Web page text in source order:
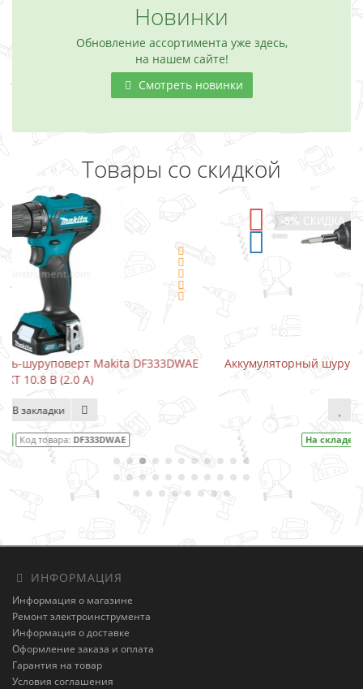
Новинки
Обновление ассортимента уже здесь,
на нашем сайте!
Смотреть новинки
Товары со скидкой
-5%СКИДКА
Аккумуляторный шуруповерт-отвертка Makita
В закладки
На складе Код товара:DF001DW
ИНФОРМАЦИЯ
Информация о магазине
Ремонт электроинструмента
Информация о доставке
Оформление заказа и оплата
Гарантия на товар
Условия соглашения